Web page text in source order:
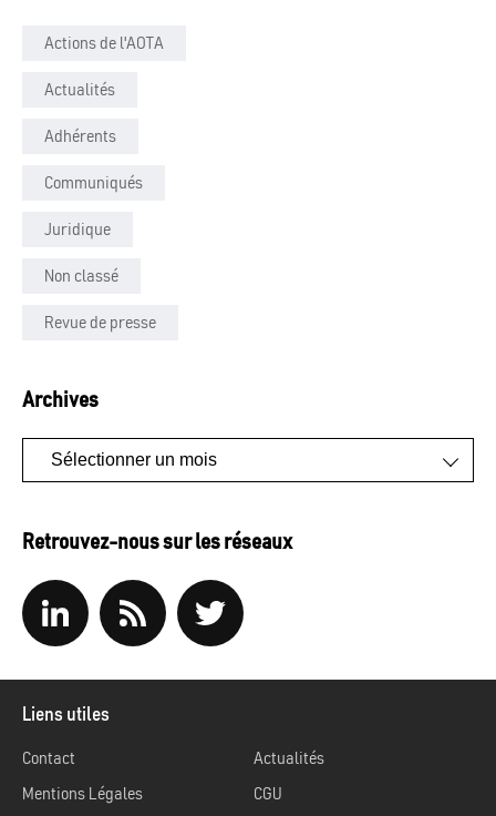
Actions de l'AOTA
Actualités
Adhérents
Communiqués
Juridique
Non classé
Revue de presse
Archives
Retrouvez-nous sur les réseaux
Liens utiles
Contact
Actualités
Mentions Légales
CGU